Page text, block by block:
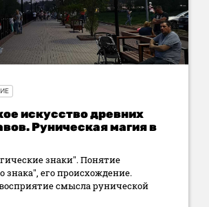
искусство древних
Руническая магия в
знаки". Понятие
знака", его происхождение.
смысла рунической